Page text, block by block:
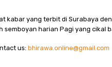
kabar yang terbit di Surabaya
harian Pagi yang cikal
us: bhirawa.online@gmail.com